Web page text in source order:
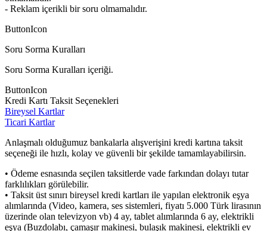
- Reklam içerikli bir soru olmamalıdır.
ButtonIcon
Soru Sorma Kuralları
Soru Sorma Kuralları içeriği.
ButtonIcon
Kredi Kartı Taksit Seçenekleri
Bireysel Kartlar
Ticari Kartlar
Anlaşmalı olduğumuz bankalarla alışverişini kredi kartına taksit
seçeneği ile hızlı, kolay ve güvenli bir şekilde tamamlayabilirsin.
• Ödeme esnasında seçilen taksitlerde vade farkından dolayı tutar
farklılıkları görülebilir.
• Taksit üst sınırı bireysel kredi kartları ile yapılan elektronik eşya
alımlarında (Video, kamera, ses sistemleri, fiyatı 5.000 Türk lirasının
üzerinde olan televizyon vb) 4 ay, tablet alımlarında 6 ay, elektrikli
eşya (Buzdolabı, çamaşır makinesi, bulaşık makinesi, elektrikli ev